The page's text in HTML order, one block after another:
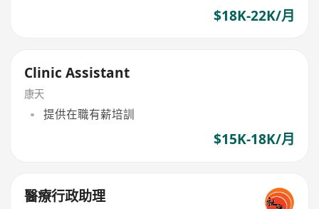
$18K-22K/月
Clinic Assistant
康天
提供在職有薪培訓
$15K-18K/月
醫療行政助理